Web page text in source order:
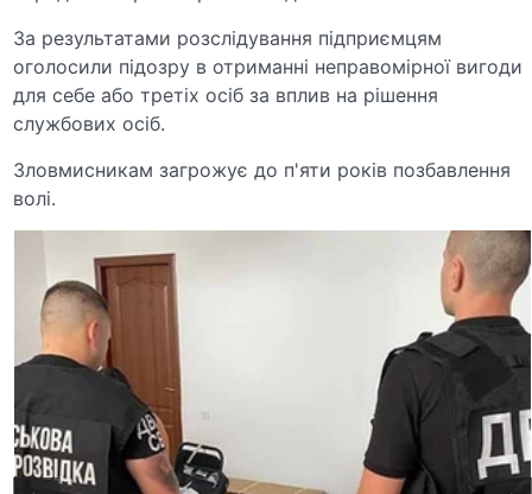
За результатами розслідування підприємцям
оголосили підозру в отриманні неправомірної вигоди
для себе або третіх осіб за вплив на рішення
службових осіб.
Зловмисникам загрожує до п'яти років позбавлення
волі.